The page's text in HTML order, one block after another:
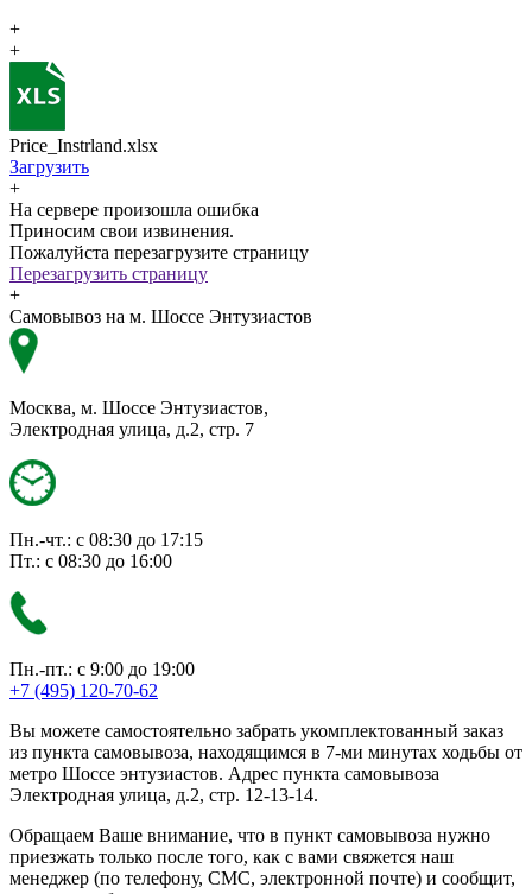
+
+
Price_Instrland.xlsx
Загрузить
+
На сервере произошла ошибка
Приносим свои извинения.
Пожалуйста перезагрузите страницу
Перезагрузить страницу
+
Самовывоз на м. Шоссе Энтузиастов
Москва, м. Шоссе Энтузиастов,
Электродная улица, д.2, стр. 7
Пн.-чт.: с 08:30 до 17:15
Пт.: с 08:30 до 16:00
Пн.-пт.: с 9:00 до 19:00
+7 (495) 120-70-62
Вы можете самостоятельно забрать укомплектованный заказ
из пункта самовывоза, находящимся в 7-ми минутах ходьбы от
метро Шоссе энтузиастов. Адрес пункта самовывоза
Электродная улица, д.2, стр. 12-13-14.
Обращаем Ваше внимание, что в пункт самовывоза нужно
приезжать только после того, как с вами свяжется наш
менеджер (по телефону, СМС, электронной почте) и сообщит,